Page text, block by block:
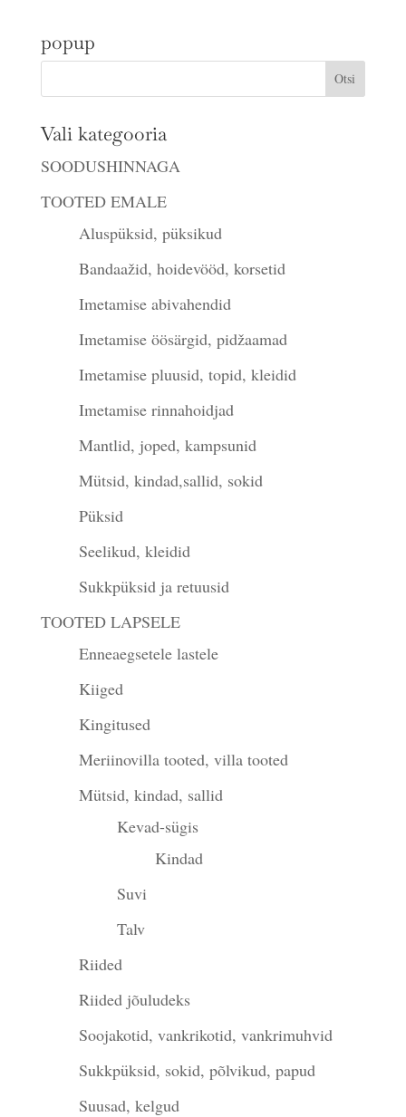
popup
Vali kategooria
SOODUSHINNAGA
TOOTED EMALE
Aluspüksid, püksikud
Bandaažid, hoidevööd, korsetid
Imetamise abivahendid
Imetamise öösärgid, pidžaamad
Imetamise pluusid, topid, kleidid
Imetamise rinnahoidjad
Mantlid, joped, kampsunid
Mütsid, kindad,sallid, sokid
Püksid
Seelikud, kleidid
Sukkpüksid ja retuusid
TOOTED LAPSELE
Enneaegsetele lastele
Kiiged
Kingitused
Meriinovilla tooted, villa tooted
Mütsid, kindad, sallid
Kevad-sügis
Kindad
Suvi
Talv
Riided
Riided jõuludeks
Soojakotid, vankrikotid, vankrimuhvid
Sukkpüksid, sokid, põlvikud, papud
Suusad, kelgud